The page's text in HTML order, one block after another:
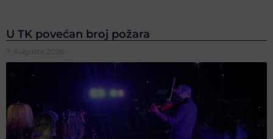
U TK povećan broj požara
7. Augusta 2026.